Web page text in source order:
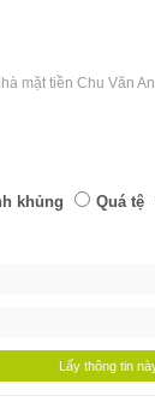
mặt tiền Chu Văn An
khủng Quá tệ